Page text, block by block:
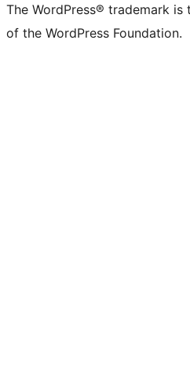
The WordPress® trademark
of the WordPress Foundation.